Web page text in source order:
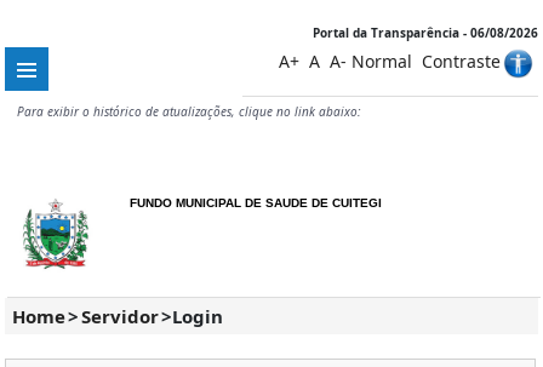
Portal da Transparência - 06/08/2026
A+ A A- Normal Contraste
Para exibir o histórico de atualizações, clique no link abaixo:
FUNDO MUNICIPAL DE SAUDE DE CUITEGI
Home>Servidor>Login